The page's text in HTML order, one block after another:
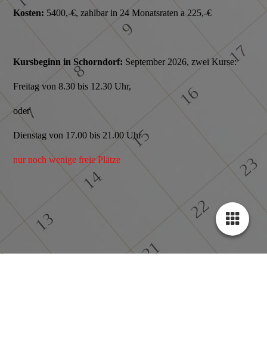
Kosten: 5400,-€, zahlbar in 24 Monatsraten a 225,-€
Kursbeginnin Schorndorf: September 2026, zwei Kurse:
Freitag von 8.30 bis 12.30 Uhr,
oder
Dienstag von 17.00 bis 21.00 Uhr
nur noch wenige freie Plätze